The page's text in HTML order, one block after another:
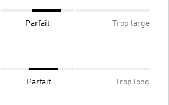
Parfait Trop large
Parfait Trop long